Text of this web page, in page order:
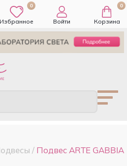
0
Избранное Войти
0
Корзина
/ Подвес ARTE GABBIA